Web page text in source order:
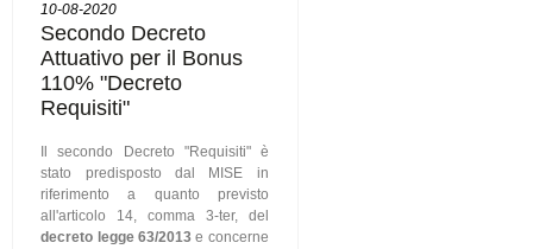
10-08-2020
Secondo Decreto
Attuativo per il Bonus
110% "Decreto
Requisiti"
Il secondo Decreto "Requisiti" è
stato predisposto dal MISE in
riferimento a quanto previsto
all'articolo 14, comma 3-ter, del
decreto legge 63/2013 e concerne